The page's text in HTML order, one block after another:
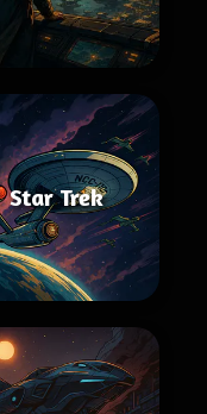
Star Trek